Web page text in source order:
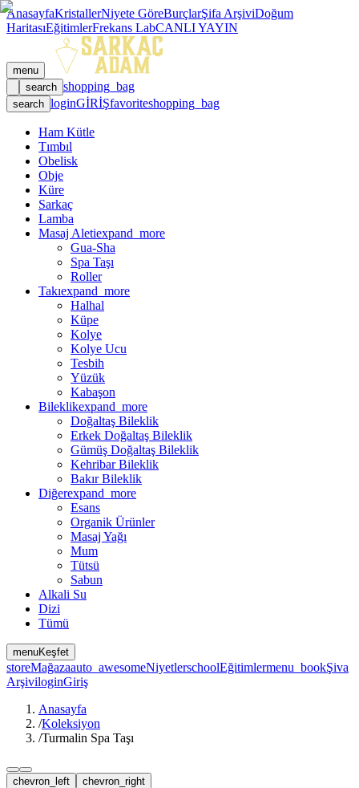
AnasayfaKristallerNiyete GöreBurçlarŞifa ArşiviDoğum
HaritasıEğitimlerFrekans LabCANLI YAYIN
menu
search shopping_bag
search loginGİRİŞfavoriteshopping_bag
Ham Kütle
Tımbıl
Obelisk
Obje
Küre
Sarkaç
Lamba
Masaj Aletiexpand_more
Gua-Sha
Spa Taşı
Roller
Takıexpand_more
Halhal
Küpe
Kolye
Kolye Ucu
Tesbih
Yüzük
Kabaşon
Bileklikexpand_more
Doğaltaş Bileklik
Erkek Doğaltaş Bileklik
Gümüş Doğaltaş Bileklik
Kehribar Bileklik
Bakır Bileklik
Diğerexpand_more
Esans
Organik Ürünler
Masaj Yağı
Mum
Tütsü
Sabun
Alkali Su
Dizi
Tümü
menuKeşfet
storeMağazaauto_awesomeNiyetlerschoolEğitimlermenu_bookŞiva
ArşiviloginGiriş
Anasayfa
/Koleksiyon
/Turmalin Spa Taşı
chevron_left chevron_right